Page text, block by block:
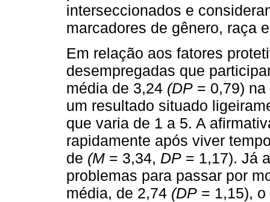
interseccionados e
marcadores de gênero, raça
Em relação aos fatores
desempregadas que
média de 3,24 (DP = 0,79)
um resultado situado
que varia de 1 a 5. A
rapidamente após viver
de (M = 3,34, DP = 1,17). Já
problemas para passar por
média, de 2,74 (DP = 1,15),